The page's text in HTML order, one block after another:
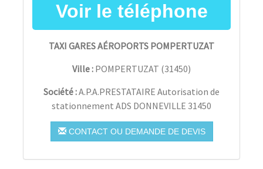
TAXI GARES AÉROPORTS POMPERTUZAT
Ville : POMPERTUZAT (31450)
Société :A.P.A.PRESTATAIRE Autorisation de
stationnement ADS DONNEVILLE 31450
CONTACT OU DEMANDE DE DEVIS